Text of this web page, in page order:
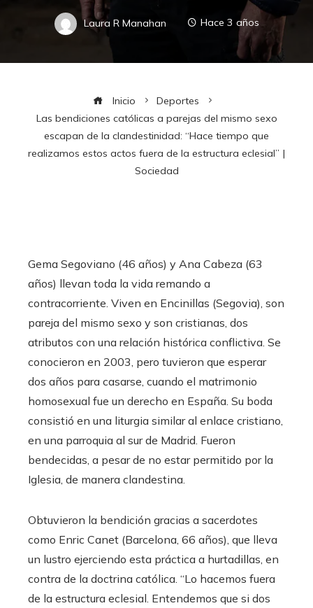
Laura R Manahan Hace 3 años
Inicio
Deportes
Las bendiciones católicas a parejas del mismo sexo
escapan de la clandestinidad: “Hace tiempo que
realizamos estos actos fuera de la estructura eclesial” |
Sociedad
Gema Segoviano (46 años) y Ana Cabeza (63
años) llevan toda la vida remando a
contracorriente. Viven en Encinillas (Segovia), son
pareja del mismo sexo y son cristianas, dos
atributos con una relación histórica conflictiva. Se
conocieron en 2003, pero tuvieron que esperar
dos años para casarse, cuando el matrimonio
homosexual fue un derecho en España. Su boda
consistió en una liturgia similar al enlace cristiano,
en una parroquia al sur de Madrid. Fueron
bendecidas, a pesar de no estar permitido por la
Iglesia, de manera clandestina.
Obtuvieron la bendición gracias a sacerdotes
como Enric Canet (Barcelona, 66 años), que lleva
un lustro ejerciendo esta práctica a hurtadillas, en
contra de la doctrina católica. “Lo hacemos fuera
de la estructura eclesial. Entendemos que si dos